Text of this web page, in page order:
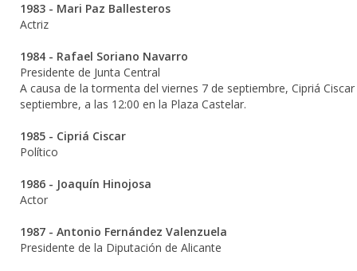
1983 - Mari Paz Ballesteros
Actriz
1984 - Rafael Soriano Navarro
Presidente de Junta Central
A causa de la tormenta del viernes 7 de septiembre, Cipriá
septiembre, a las 12:00 en la Plaza Castelar.
1985 - Cipriá Ciscar
Político
1986 - Joaquín Hinojosa
Actor
1987 - Antonio Fernández Valenzuela
Presidente de la Diputación de Alicante